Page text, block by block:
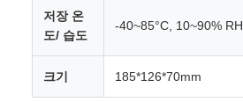
저장 온
도/ 습도
-40~85°C, 10~90% RH
크기 185*126*70mm